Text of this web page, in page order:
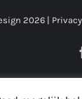
2026 |